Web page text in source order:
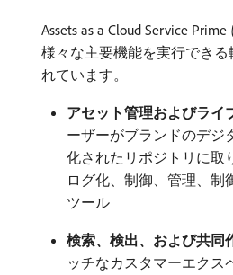
Assets as a Cloud Service
様々な主要機能を実行できる
れています。
アセット管理およびライ
ーザーがブランドのデジ
化されたリポジトリに取
ログ化、制御、管理、制
ツール
検索、検出、および共同
ッチなカスタマーエクス